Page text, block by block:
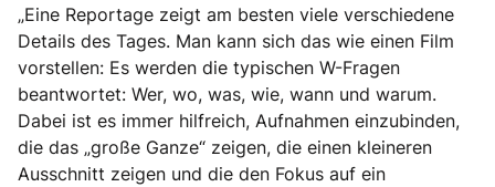
„Eine Reportage zeigt am besten viele verschiedene
Details des Tages. Man kann sich das wie einen Film
vorstellen: Es werden die typischen W-Fragen
beantwortet: Wer, wo, was, wie, wann und warum.
Dabei ist es immer hilfreich, Aufnahmen einzubinden,
die das „große Ganze“ zeigen, die einen kleineren
Ausschnitt zeigen und die den Fokus auf ein